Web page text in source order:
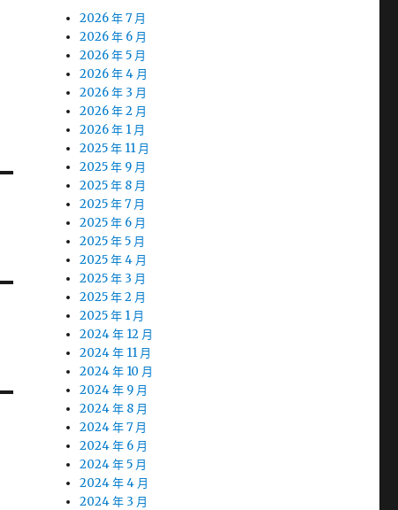
2026 年 7 月
2026 年 6 月
2026 年 5 月
2026 年 4 月
2026 年 3 月
2026 年 2 月
2026 年 1 月
2025 年 11 月
2025 年 9 月
2025 年 8 月
2025 年 7 月
2025 年 6 月
2025 年 5 月
2025 年 4 月
2025 年 3 月
2025 年 2 月
2025 年 1 月
2024 年 12 月
2024 年 11 月
2024 年 10 月
2024 年 9 月
2024 年 8 月
2024 年 7 月
2024 年 6 月
2024 年 5 月
2024 年 4 月
2024 年 3 月